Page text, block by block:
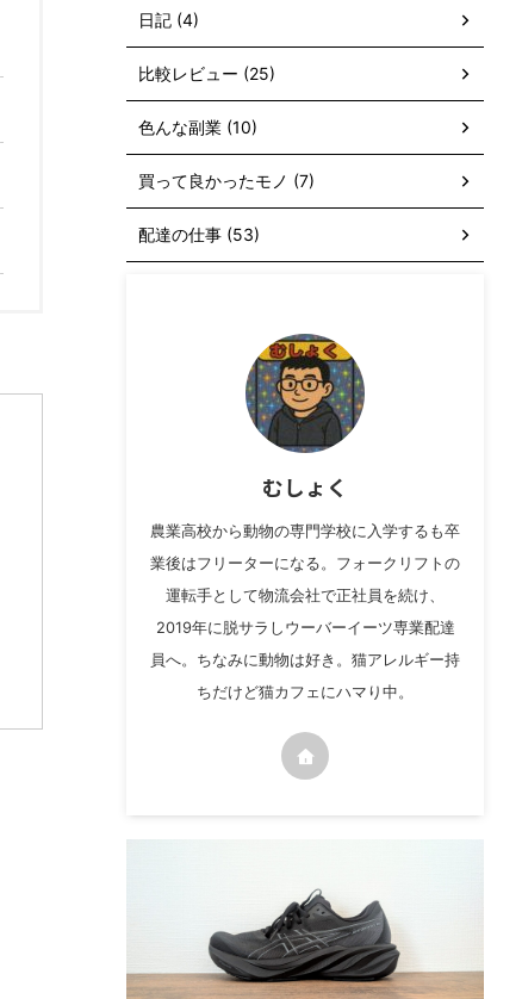
日記 (4)
比較レビュー (25)
色んな副業 (10)
買って良かったモノ (7)
配達の仕事 (53)
むしょく
農業高校から動物の専門学校に入学するも卒
業後はフリーターになる。フォークリフトの
運転手として物流会社で正社員を続け、
2019年に脱サラしウーバーイーツ専業配達
員へ。ちなみに動物は好き。猫アレルギー持
ちだけど猫カフェにハマり中。